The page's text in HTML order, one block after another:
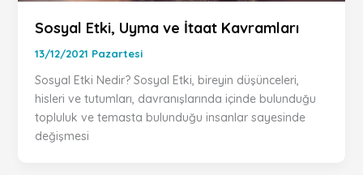
Sosyal Etki, Uyma ve İtaat Kavramları
13/12/2021 Pazartesi
Sosyal Etki Nedir? Sosyal Etki, bireyin düşünceleri,
hisleri ve tutumları, davranışlarında içinde bulunduğu
topluluk ve temasta bulunduğu insanlar sayesinde
değişmesi